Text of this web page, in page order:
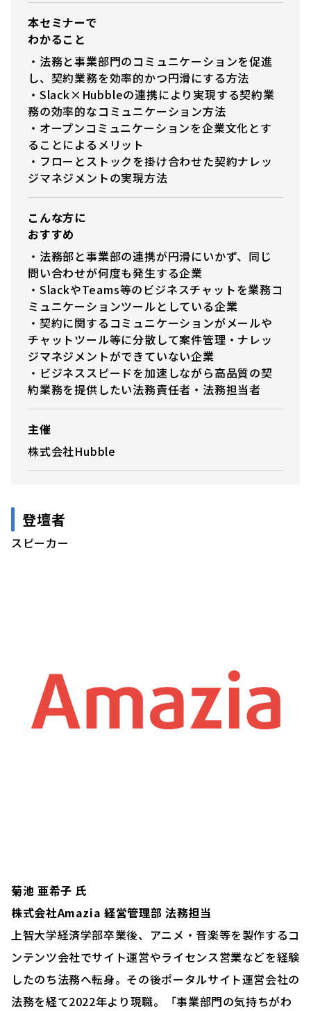
本セミナーで
わかること
・法務と事業部門のコミュニケーションを促進
し、契約業務を効率的かつ円滑にする方法
・Slack×Hubbleの連携により実現する契約業
務の効率的なコミュニケーション方法
・オープンコミュニケーションを企業文化とす
ることによるメリット
・フローとストックを掛け合わせた契約ナレッ
ジマネジメントの実現方法
こんな方に
おすすめ
・法務部と事業部の連携が円滑にいかず、同じ
問い合わせが何度も発生する企業
・SlackやTeams等のビジネスチャットを業務コ
ミュニケーションツールとしている企業
・契約に関するコミュニケーションがメールや
チャットツール等に分散して案件管理・ナレッ
ジマネジメントができていない企業
・ビジネススピードを加速しながら高品質の契
約業務を提供したい法務責任者・法務担当者
主催
株式会社Hubble
登壇者
スピーカー
菊池 亜希子 氏
株式会社Amazia 経営管理部 法務担当
上智大学経済学部卒業後、アニメ・音楽等を製作するコ
ンテンツ会社でサイト運営やライセンス営業などを経験
したのち法務へ転身。その後ポータルサイト運営会社の
法務を経て2022年より現職。「事業部門の気持ちがわ